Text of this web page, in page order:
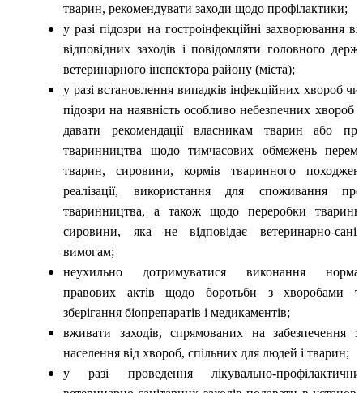
тварин, рекомендувати заходи щодо профілактики;
у разі підозри на гостроінфекційні захворювання
відповідних заходів і повідомляти головного
ветеринарного інспектора району (міста);
у разі встановлення випадків інфекційних хвороб
підозри на наявність особливо небезпечних хвороб
давати рекомендації власникам тварин або
тваринництва щодо тимчасових обмежень
тварин, сировини, кормів тваринного
реалізації, використання для споживання
тваринництва, а також щодо переробки
сировини, яка не відповідає ветеринарно-
вимогам;
неухильно дотримуватися виконання
правових актів щодо боротьби з хворобами
зберігання біопрепаратів і медикаментів;
вживати заходів, спрямованих на забезпечення
населення від хвороб, спільних для людей і тварин;
у разі проведення лікувально-